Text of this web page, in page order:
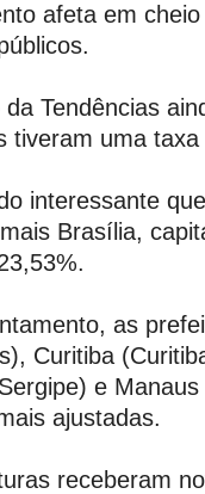
afeta em
da Tendências
tiveram uma
interessante
Brasília,
as
Curitiba
e
ajustadas.
receberam